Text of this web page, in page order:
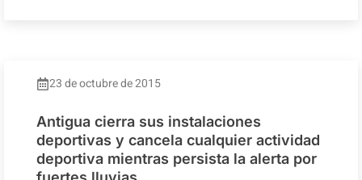
23 de octubre de 2015
Antigua cierra sus instalaciones
deportivas y cancela cualquier actividad
deportiva mientras persista la alerta por